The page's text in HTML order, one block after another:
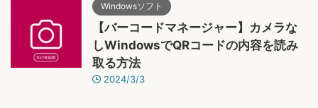
Windowsソフト
【バーコードマネージャー】カメラな
しWindowsでQRコードの内容を読み
取る方法
2024/3/3